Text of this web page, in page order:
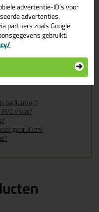
S125
afkitten?
badkamer?
vloer?
gebruiken!
advertentie-ID’s voor
advertenties,
partners zoals Google.
gebruikt: